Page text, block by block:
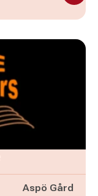
Aspö Gård